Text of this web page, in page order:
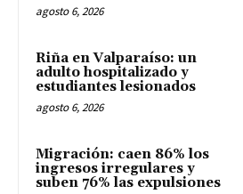
agosto 6, 2026
Riña en Valparaíso: un
adulto hospitalizado y
estudiantes lesionados
agosto 6, 2026
Migración: caen 86% los
ingresos irregulares y
suben 76% las expulsiones